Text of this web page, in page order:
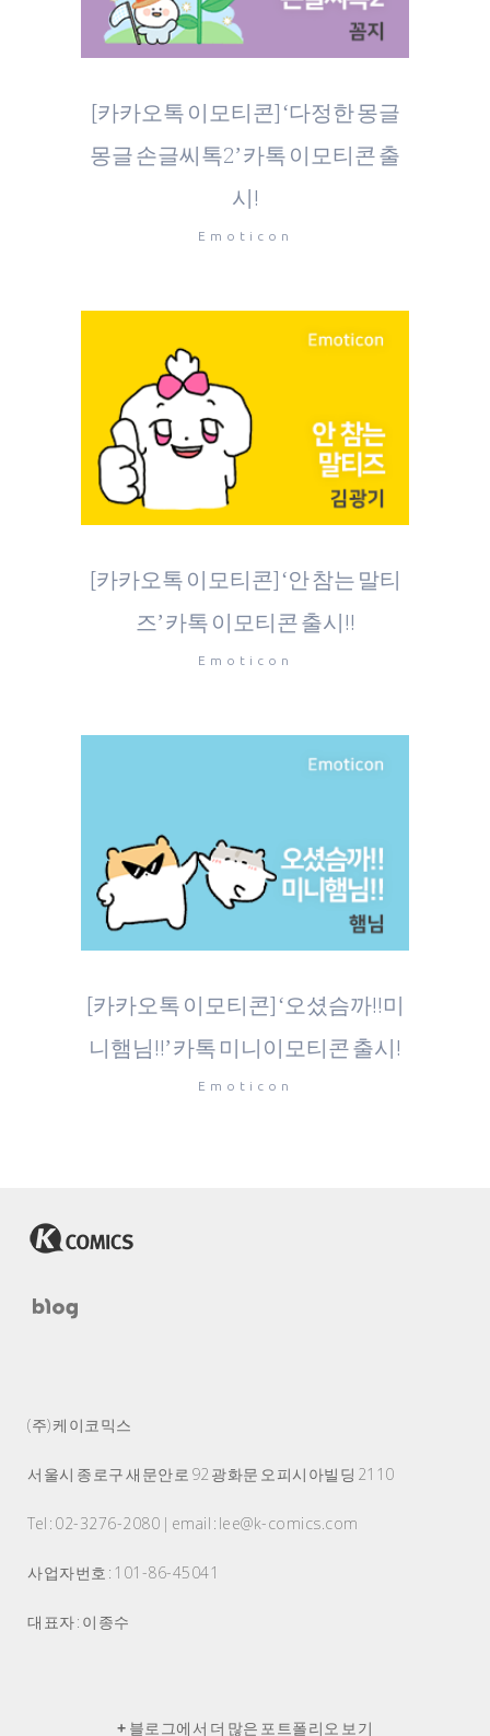
[카카오톡 이모티콘] ‘다정한 몽글
몽글 손글씨톡2’ 카톡 이모티콘 출
시!
Emoticon
[카카오톡 이모티콘] ‘안 참는 말티
즈’ 카톡 이모티콘 출시!!
Emoticon
[카카오톡 이모티콘] ‘오셨슴까!!미
니햄님!!’ 카톡 미니이모티콘 출시!
Emoticon
(주) 케이코믹스
서울시 종로구 새문안로 92 광화문 오피시아빌딩 2110
Tel : 02-3276-2080 | email : lee@k-comics.com
사업자번호 : 101-86-45041
대표자 : 이종수
+ 블로그에서 더 많은 포트폴리오 보기